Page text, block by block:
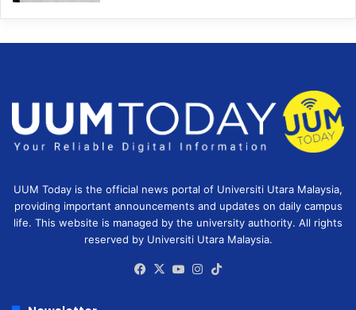
UUM Today is the official news portal of Universiti Utara Malaysia,
providing important announcements and updates on daily campus
life. This website is managed by the university authority. All rights
reserved by Universiti Utara Malaysia.
Facebook
X YouTubeInstagram